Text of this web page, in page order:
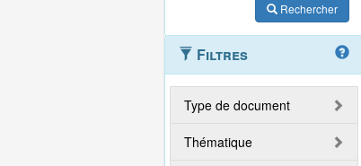
Rechercher
Filtres
Type de document
Thématique